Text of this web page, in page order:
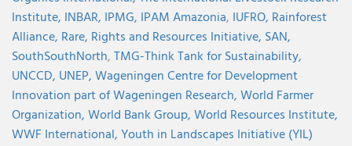
Institute, INBAR, IPMG, IPAM Amazonia, IUFRO, Rainforest
Alliance, Rare, Rights and Resources Initiative, SAN,
SouthSouthNorth,TMG-Think Tank for Sustainability,
UNCCD, UNEP,Wageningen Centre for Development
Innovation part of Wageningen Research,World Farmer
Organization,World Bank Group,World Resources Institute,
WWF International,Youth in Landscapes Initiative (YIL)